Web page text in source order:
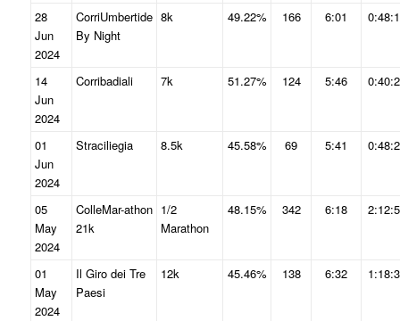
28
Jun
2024
CorriUmbertide
By Night
8k 49.22% 166 6:01
14
Jun
2024
Corribadiali 7k 51.27% 124 5:46
01
Jun
2024
Straciliegia 8.5k 45.58% 69 5:41
05
May
2024
ColleMar-athon
21k
1/2
Marathon
48.15% 342 6:18
01
May
2024
Il Giro dei Tre
Paesi
12k 45.46% 138 6:32